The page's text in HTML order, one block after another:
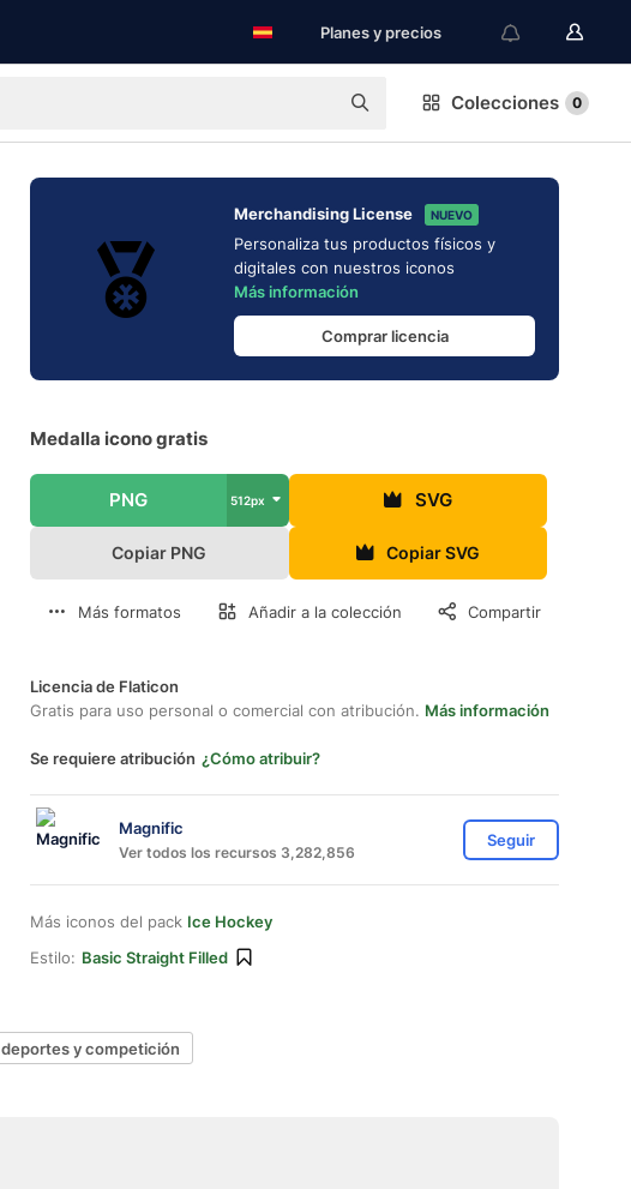
Planes y precios
Colecciones 0
Merchandising License NUEVO
Personaliza tus productos físicos y
digitales con nuestros iconos
Más información
Comprar licencia
Medalla icono gratis
PNG 512px SVG
Copiar PNG Copiar SVG
Más formatos Añadir a la colección Compartir
Licencia de Flaticon
Gratis para uso personal o comercial con atribución. Más información
Se requiere atribución ¿Cómo atribuir?
Magnific
Ver todos los recursos 3,282,856
Seguir
Más iconos del pack Ice Hockey
Estilo: Basic Straight Filled
deportes y competición